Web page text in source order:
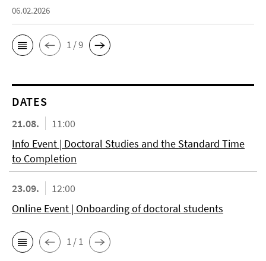
06.02.2026
1 / 9
DATES
21.08.
11:00
Info Event | Doctoral Studies and the Standard Time
to Completion
23.09.
12:00
Online Event | Onboarding of doctoral students
1 / 1